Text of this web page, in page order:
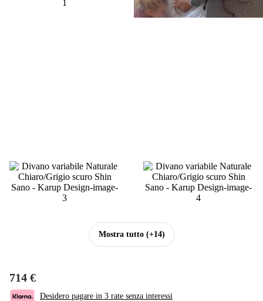
Mostra tutto(+14)
714 €
Desidero pagare in 3 rate senza interessi